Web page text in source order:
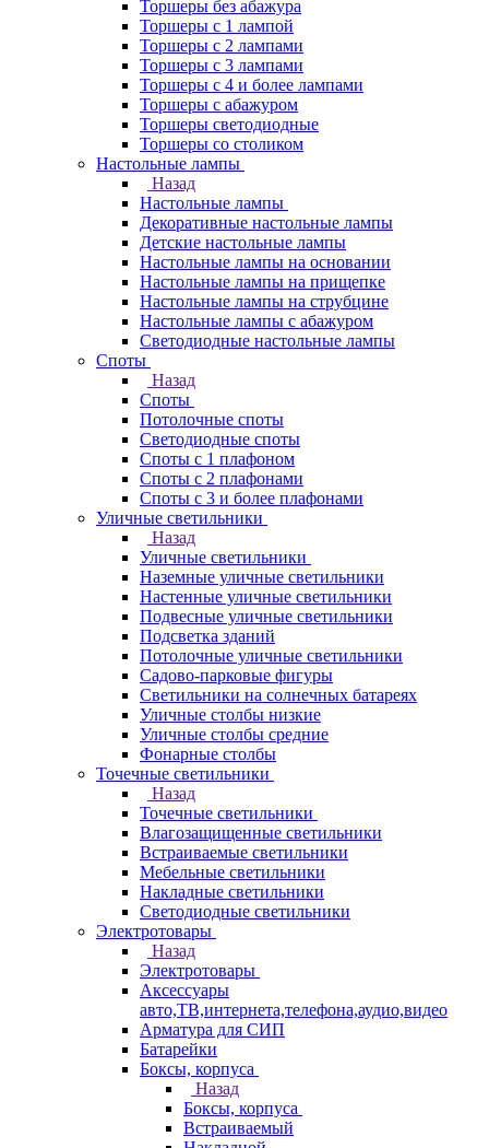
Торшеры без абажура
Торшеры с 1 лампой
Торшеры с 2 лампами
Торшеры с 3 лампами
Торшеры с 4 и более лампами
Торшеры с абажуром
Торшеры светодиодные
Торшеры со столиком
Настольные лампы
Назад
Настольные лампы
Декоративные настольные лампы
Детские настольные лампы
Настольные лампы на основании
Настольные лампы на прищепке
Настольные лампы на струбцине
Настольные лампы с абажуром
Светодиодные настольные лампы
Споты
Назад
Споты
Потолочные споты
Светодиодные споты
Споты с 1 плафоном
Споты с 2 плафонами
Споты с 3 и более плафонами
Уличные светильники
Назад
Уличные светильники
Наземные уличные светильники
Настенные уличные светильники
Подвесные уличные светильники
Подсветка зданий
Потолочные уличные светильники
Садово-парковые фигуры
Светильники на солнечных батареях
Уличные столбы низкие
Уличные столбы средние
Фонарные столбы
Точечные светильники
Назад
Точечные светильники
Влагозащищенные светильники
Встраиваемые светильники
Мебельные светильники
Накладные светильники
Светодиодные светильники
Электротовары
Назад
Электротовары
Аксессуары
авто,ТВ,интернета,телефона,аудио,видео
Арматура для СИП
Батарейки
Боксы, корпуса
Назад
Боксы, корпуса
Встраиваемый